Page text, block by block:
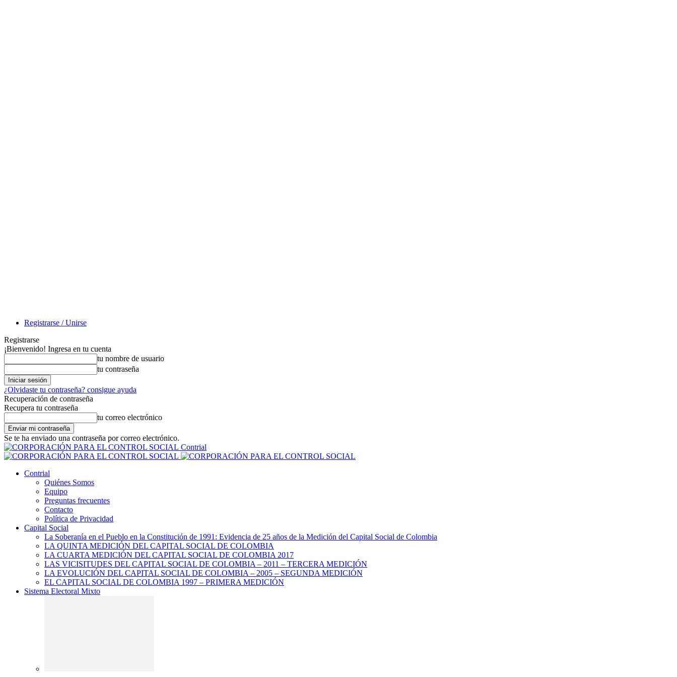
Registrarse / Unirse
Registrarse
¡Bienvenido! Ingresa en tu cuenta
tu nombre de usuario
tu contraseña
¿Olvidaste tu contraseña? consigue ayuda
Recuperación de contraseña
Recupera tu contraseña
tu correo electrónico
Se te ha enviado una contraseña por correo electrónico.
Contrial
Contrial
Quiénes Somos
Equipo
Preguntas frecuentes
Contacto
Política de Privacidad
Capital Social
La Soberanía en el Pueblo en la Constitución de 1991: Evidencia de 25 años de la Medición del Capital Social de Colombia
LA QUINTA MEDICIÓN DEL CAPITAL SOCIAL DE COLOMBIA
LA CUARTA MEDICIÓN DEL CAPITAL SOCIAL DE COLOMBIA 2017
LAS VICISITUDES DEL CAPITAL SOCIAL DE COLOMBIA – 2011 – TERCERA MEDICIÓN
LA EVOLUCIÓN DEL CAPITAL SOCIAL DE COLOMBIA – 2005 – SEGUNDA MEDICIÓN
EL CAPITAL SOCIAL DE COLOMBIA 1997 – PRIMERA MEDICIÓN
Sistema Electoral Mixto